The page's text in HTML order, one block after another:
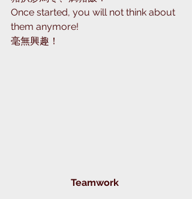
Once started, you will not think about
them anymore!
毫無興趣！
Teamwork